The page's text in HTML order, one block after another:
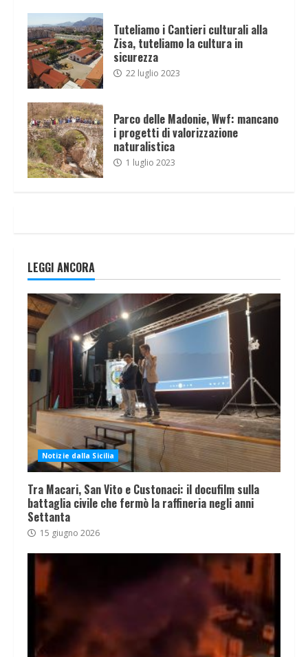
Tuteliamo i Cantieri culturali alla
Zisa, tuteliamo la cultura in
sicurezza
22 luglio 2023
Parco delle Madonie, Wwf: mancano
i progetti di valorizzazione
naturalistica
1 luglio 2023
LEGGI ANCORA
Notizie dalla Sicilia
Tra Macari, San Vito e Custonaci: il docufilm sulla
battaglia civile che fermò la raffineria negli anni
Settanta
15 giugno 2026